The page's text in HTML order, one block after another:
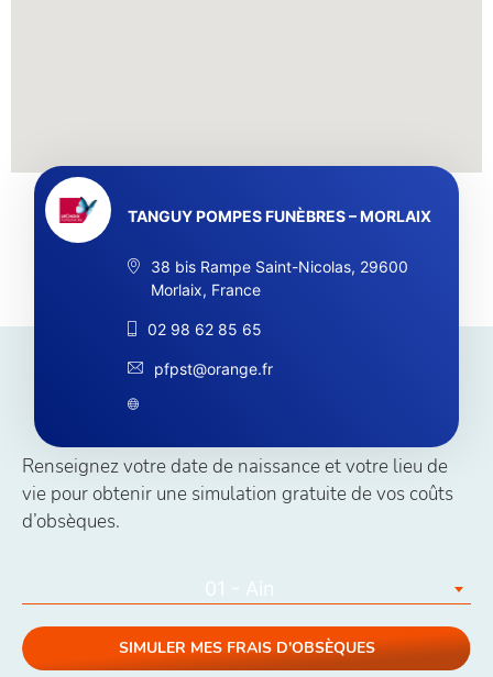
TANGUY POMPES FUNÈBRES – MORLAIX
38 bis Rampe Saint-Nicolas, 29600
Morlaix, France
02 98 62 85 65
pfpst@orange.fr
Simuler vos coûts obsèques
Renseignez votre date de naissance et votre lieu de
vie pour obtenir une simulation gratuite de vos coûts
d’obsèques.
01 - Ain
SIMULER MES FRAIS D'OBSÈQUES